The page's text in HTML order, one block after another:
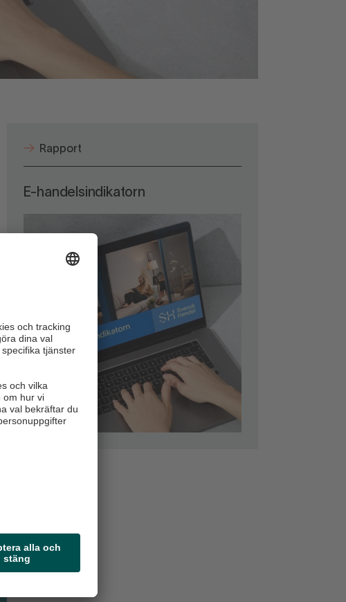
Rapport
E-handelsindikatorn